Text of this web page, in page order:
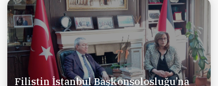
Filistin İstanbul Başkonsolosluğu’na